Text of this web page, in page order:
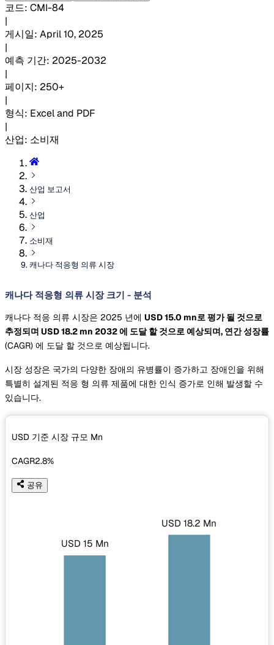
코드: CMI-84
|
게시일: April 10, 2025
|
예측 기간: 2025-2032
|
페이지: 250+
|
형식: Excel and PDF
|
산업: 소비재
산업 보고서
산업
소비재
캐나다 적응형 의류 시장
캐나다 적응형 의류 시장 크기 - 분석
캐나다 적응 의류 시장은 2025 년에 USD 15.0 mn로 평가 될 것으로
추정되며 USD 18.2 mn 2032에 도달 할 것으로 예상되며, 연간 성장률
(CAGR) 에 도달 할 것으로 예상됩니다.
시장 성장은 국가의 다양한 장애의 유병률이 증가하고 장애인을 위해
특별히 설계된 적응 형 의류 제품에 대한 인식 증가로 인해 발생할 수
있습니다.
USD 기준 시장 규모 Mn
CAGR2.8%
공유
USD 15 Mn
USD 18.2 Mn